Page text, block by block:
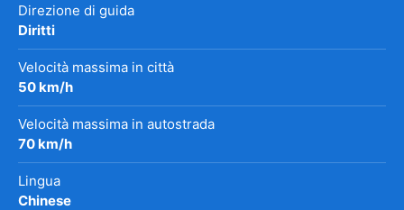
Direzione di guida
Diritti
Velocità massima in città
50 km/h
Velocità massima in autostrada
70 km/h
Lingua
Chinese